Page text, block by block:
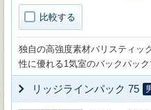
比較する
独自の高強度素材バリスティッ
性に優れる1気室のバックパック
リッジラインパック 75